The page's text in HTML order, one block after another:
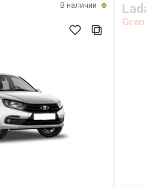
В наличии